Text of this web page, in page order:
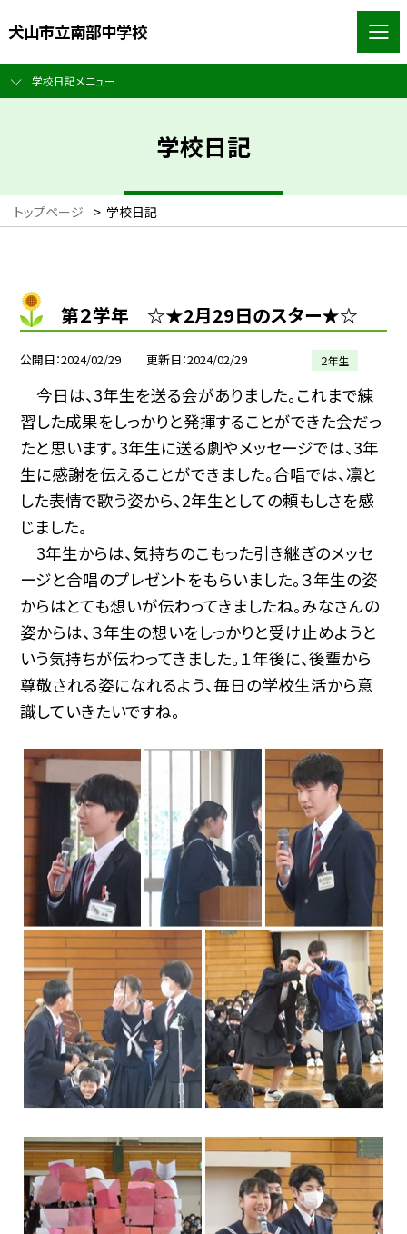
犬山市立南部中学校
学校日記メニュー
学校日記
トップページ > 学校日記
第２学年 ☆★2月29日のスター★☆
公開日 2024/02/29 更新日 2024/02/29 ２年生
今日は、3年生を送る会がありました。これまで練
習した成果をしっかりと発揮することができた会だっ
たと思います。3年生に送る劇やメッセージでは、3年
生に感謝を伝えることができました。合唱では、凛と
した表情で歌う姿から、2年生としての頼もしさを感
じました。
3年生からは、気持ちのこもった引き継ぎのメッセ
ージと合唱のプレゼントをもらいました。３年生の姿
からはとても想いが伝わってきましたね。みなさんの
姿からは、３年生の想いをしっかりと受け止めようと
いう気持ちが伝わってきました。１年後に、後輩から
尊敬される姿になれるよう、毎日の学校生活から意
識していきたいですね。